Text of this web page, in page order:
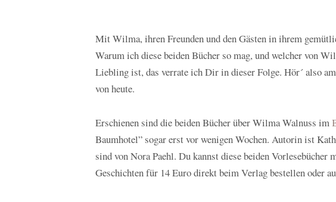
Mit Wilma, ihren Freunden und den Gästen in ihrem
Warum ich diese beiden Bücher so mag, und welcher von
Liebling ist, das verrate ich Dir in dieser Folge. Hör´ also
von heute.
Erschienen sind die beiden Bücher über Wilma Walnuss im
Baumhotel” sogar erst vor wenigen Wochen. Autorin ist
sind von Nora Paehl. Du kannst diese beiden Vorlesebücher
Geschichten für 14 Euro direkt beim Verlag bestellen oder